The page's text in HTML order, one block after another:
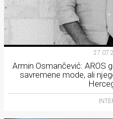
Armin Osmančević: AROS
savremene mode, ali